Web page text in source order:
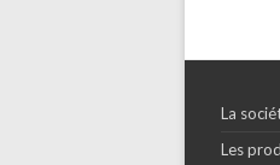
La
Les